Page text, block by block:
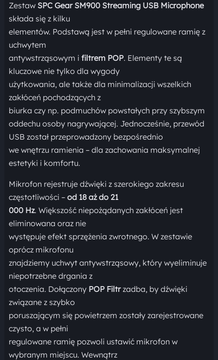
Zestaw SPC Gear SM900 Streaming USB Microphone
składa się z kilku
elementów. Podstawą jest w pełni regulowane ramię z
uchwytem
antywstrząsowym i filtrem POP. Elementy te są
kluczowe nie tylko dla wygody
użytkowania, ale także dla minimalizacji wszelkich
zakłóceń pochodzących z
biurka czy np. podmuchów powstałych przy szybszym
oddechu osoby nagrywającej. Jednocześnie, przewód
USB został przeprowadzony bezpośrednio
we wnętrzu ramienia – dla zachowania maksymalnej
estetyki i komfortu.
Mikrofon rejestruje dźwięki z szerokiego zakresu
częstotliwości – od 18 aż do 21
000 Hz. Większość niepożądanych zakłóceń jest
eliminowana oraz nie
występuje efekt sprzężenia zwrotnego. W zestawie
oprócz mikrofonu
znajdziemy uchwyt antywstrząsowy, który wyeliminuje
niepotrzebne drgania z
otoczenia. Dołączony POP Filtrzadba, by dźwięki
związane z szybko
poruszającym się powietrzem zostały zarejestrowane
czysto, a w pełni
regulowane ramię pozwoli ustawić mikrofon w
wybranym miejscu. Wewnątrz